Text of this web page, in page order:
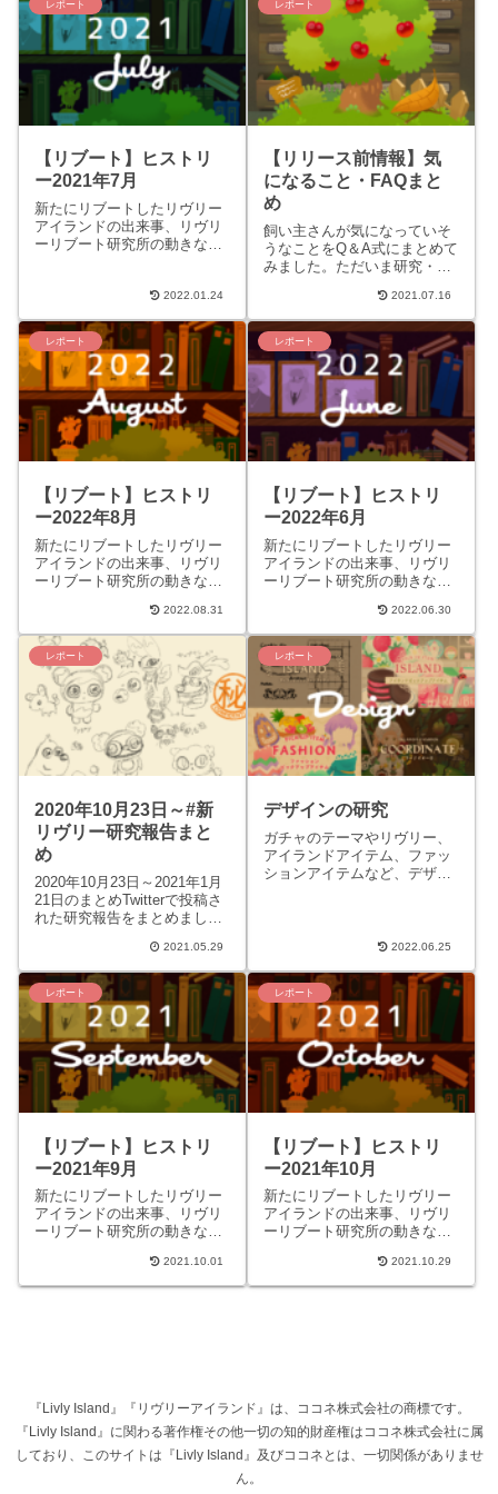
レポート
【リブート】ヒストリ
ー2021年7月
新たにリブートしたリヴリー
アイランドの出来事、リヴリ
ーリブート研究所の動きなど
ージへ。 2021/07/1...2022.01.24
レポート
【リリース前情報】気
になること・FAQまと
め
飼い主さんが気になっていそ
うなことをQ＆A式にまとめて
みました。ただいま研究・実
なる場合があります。予めご
了承ください。FAQいつか
ら...
2021.07.16
レポート
【リブート】ヒストリ
ー2022年8月
新たにリブートしたリヴリー
アイランドの出来事、リヴリ
ーリブート研究所の動きなど
ク時代についてはコチラの
「ヒストリー」ページへ。
20...
2022.08.31
レポート
【リブート】ヒストリ
ー2022年6月
新たにリブートしたリヴリー
アイランドの出来事、リヴリ
ーリブート研究所の動きなど
ク時代についてはコチラの
「ヒストリー」ページへ。
20...
2022.06.30
レポート
2020年10月23日～#新
リヴリー研究報告まと
め
2020年10月23日～2021年1月
21日のまとめTwitterで投稿さ
れた研究報告をまとめまし
グなど一部省略をしていま
す。誤字の訂...
2021.05.29
レポート
デザインの研究
ガチャのテーマやリヴリー、
アイランドアイテム、ファッ
ションアイテムなど、デザイ
2022.06.25
レポート
【リブート】ヒストリ
ー2021年9月
新たにリブートしたリヴリー
アイランドの出来事、リヴリ
ーリブート研究所の動きなど
ク時代についてはコチラのペ
ージへ。 2021/09/0...
2021.10.01
レポート
【リブート】ヒストリ
ー2021年10月
新たにリブートしたリヴリー
アイランドの出来事、リヴリ
ーリブート研究所の動きなど
ク時代についてはコチラのペ
ージへ。 2021/10/0...
2021.10.29
『Livly Island』『リヴリーアイランド』は、ココネ株式会社の商標です。
『Livly Island』に関わる著作権その他一切の知的財産権はココネ株式会社に属
しており、このサイトは『Livly Island』及びココネとは、一切関係がありませ
ん。